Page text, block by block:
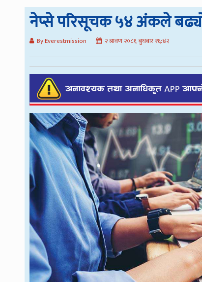
नेप्से परिसूचक ५४ अंकले
By Everestmission २ श्रावण २०८१, बुधबार १६:४२